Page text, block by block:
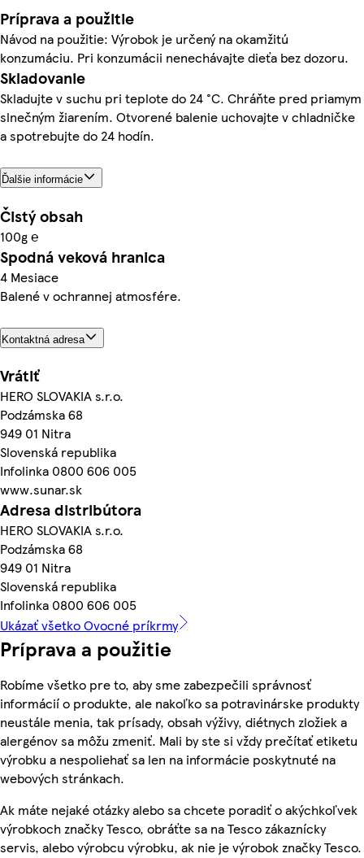
Príprava a použitie
Návod na použitie: Výrobok je určený na okamžitú
konzumáciu. Pri konzumácii nenechávajte dieťa bez dozoru.
Skladovanie
Skladujte v suchu pri teplote do 24 °C. Chráňte pred priamym
slnečným žiarením. Otvorené balenie uchovajte v chladničke
a spotrebujte do 24 hodín.
Ďalšie informácie
Čistý obsah
100g ℮
Spodná veková hranica
4 Mesiace
Balené v ochrannej atmosfére.
Kontaktná adresa
Vrátiť
HERO SLOVAKIA s.r.o.
Podzámska 68
949 01 Nitra
Slovenská republika
Infolinka 0800 606 005
www.sunar.sk
Adresa distribútora
HERO SLOVAKIA s.r.o.
Podzámska 68
949 01 Nitra
Slovenská republika
Infolinka 0800 606 005
Ukázať všetko Ovocné príkrmy
Príprava a použitie
Robíme všetko pre to, aby sme zabezpečili správnosť
informácií o produkte, ale nakoľko sa potravinárske produkty
neustále menia, tak prísady, obsah výživy, diétnych zložiek a
alergénov sa môžu zmeniť. Mali by ste si vždy prečítať etiketu
výrobku a nespoliehať sa len na informácie poskytnuté na
webových stránkach.
Ak máte nejaké otázky alebo sa chcete poradiť o akýchkoľvek
výrobkoch značky Tesco, obráťte sa na Tesco zákaznícky
servis, alebo výrobcu výrobku, ak nie je výrobok značky Tesco.